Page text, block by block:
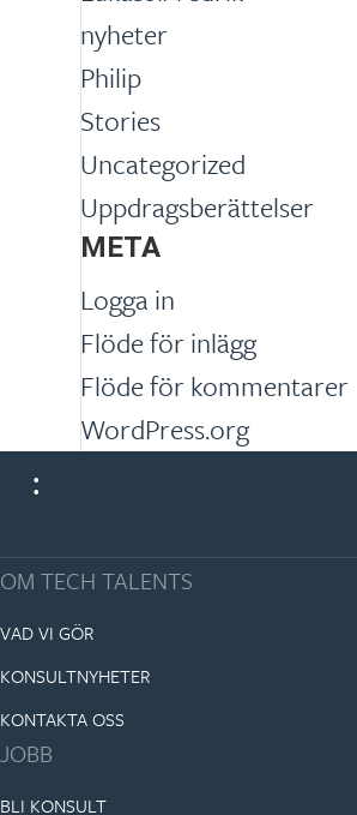
nyheter
Philip
Stories
Uncategorized
Uppdragsberättelser
META
Logga in
Flöde för inlägg
Flöde för kommentarer
WordPress.org
OM TECH TALENTS
VAD VI GÖR
KONSULTNYHETER
KONTAKTA OSS
JOBB
BLI KONSULT